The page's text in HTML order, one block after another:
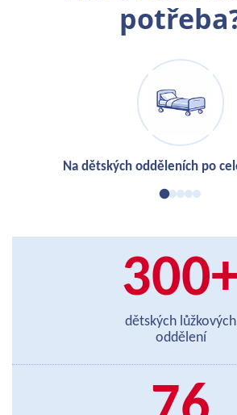
300+
dětských lůžkových
oddělení
76
zařízení
5 115